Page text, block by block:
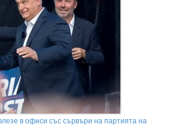
в офиси със сървъри на партията на